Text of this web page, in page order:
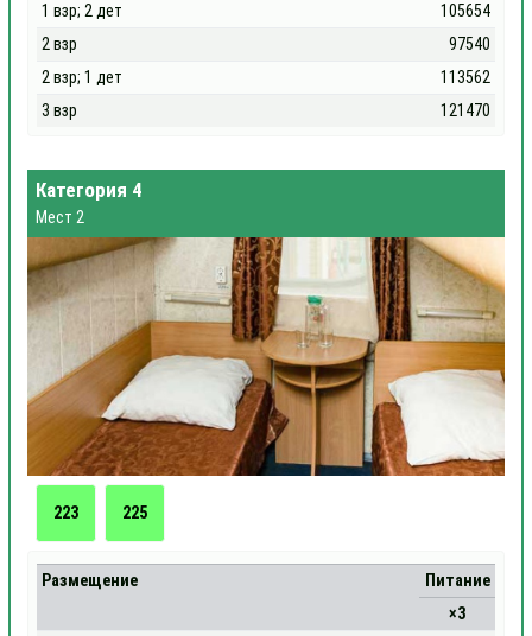
1 взр; 2 дет
105654
2 взр
97540
2 взр; 1 дет
113562
3 взр
121470
Категория 4
Мест 2
223 225
Размещение
Питание
×3